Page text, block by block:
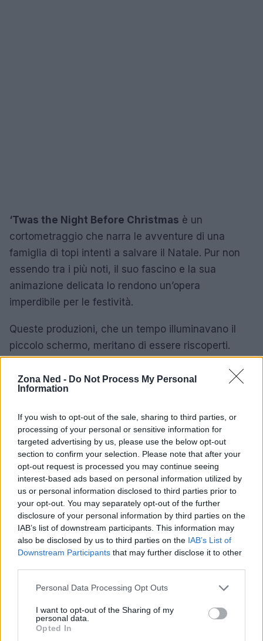
Zona Ned - Do Not Process My Personal
Information
If you wish to opt-out of the sale, sharing to third parties, or
processing of your personal or sensitive information for
targeted advertising by us, please use the below opt-out
section to confirm your selection. Please note that after your
opt-out request is processed you may continue seeing
interest-based ads based on personal information utilized by
us or personal information disclosed to third parties prior to
your opt-out. You may separately opt-out of the further
disclosure of your personal information by third parties on the
IAB’s list of downstream participants. This information may
also be disclosed by us to third parties on the IAB’s List of
Downstream Participants that may further disclose it to other
Please note that this website/app uses one or more Google
not limited to your visit or usage behaviour. You may click to
grant or deny consent to Google and its third-party tags to
use your data for below specified purposes in below Google
Personal Data Processing Opt Outs
I want to opt-out of the Sharing of my
personal data.
Opted In
‘Twas the Night Before Christmas è un
cortometraggio che narra le avventure di una
famiglia di topi intenti a salvare il Natale. Pur non
essendo tra i più noti, il suo fascino e la sua
animazione delicata lo rendono un’opera
imperdibile per le festività.
Queste produzioni, che un tempo illuminavano il
piccolo schermo, meritano di essere riscoperti.
Sebbene non facciano più parte del palinsesto
televisivo annuale, continuano a rappresentare la
magia del Natale e la semplicità delle storie
stringere un legame con il passato e rivivere
l’incanto delle festività.
AUTORE
Staff